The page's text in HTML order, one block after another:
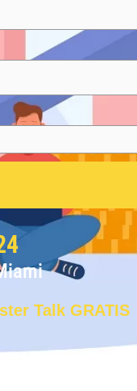
Talk GRATIS